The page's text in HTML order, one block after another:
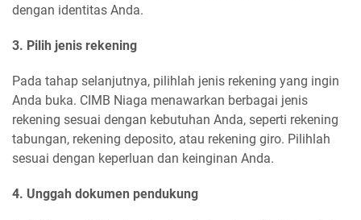
dengan identitas Anda.
3. Pilih jenis rekening
Pada tahap selanjutnya, pilihlah jenis rekening yang ingin
Anda buka. CIMB Niaga menawarkan berbagai jenis
rekening sesuai dengan kebutuhan Anda, seperti rekening
tabungan, rekening deposito, atau rekening giro. Pilihlah
sesuai dengan keperluan dan keinginan Anda.
4. Unggah dokumen pendukung